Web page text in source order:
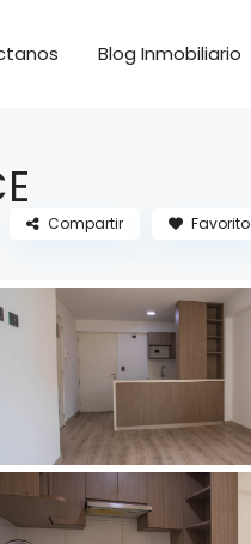
Blog Inmobiliario
Compartir Favorito